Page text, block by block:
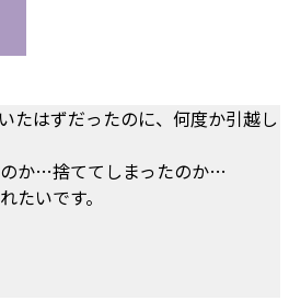
たはずだったのに、何度か引越し
か…捨ててしまったのか…
たいです。